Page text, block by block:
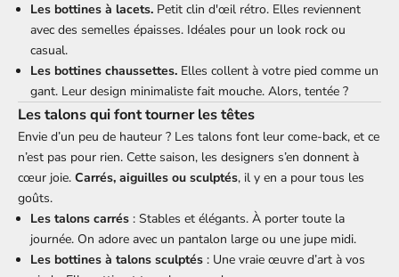
Les bottines à lacets. Petit clin d'œil rétro. Elles reviennent
avec des semelles épaisses. Idéales pour un look rock ou
casual.
Les bottines chaussettes. Elles collent à votre pied comme un
gant. Leur design minimaliste fait mouche. Alors, tentée ?
Les talons qui font tourner les têtes
Envie d’un peu de hauteur ? Les talons font leur come-back, et ce
n’est pas pour rien. Cette saison, les designers s’en donnent à
cœur joie. Carrés, aiguilles ou sculptés, il y en a pour tous les
goûts.
Les talons carrés : Stables et élégants. À porter toute la
journée. On adore avec un pantalon large ou une jupe midi.
Les bottines à talons sculptés : Une vraie œuvre d’art à vos